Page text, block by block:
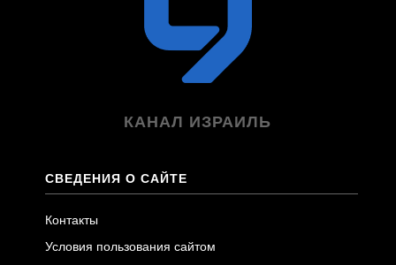
КАНАЛ ИЗРАИЛЬ
СВЕДЕНИЯ О САЙТЕ
Контакты
Условия пользования сайтом